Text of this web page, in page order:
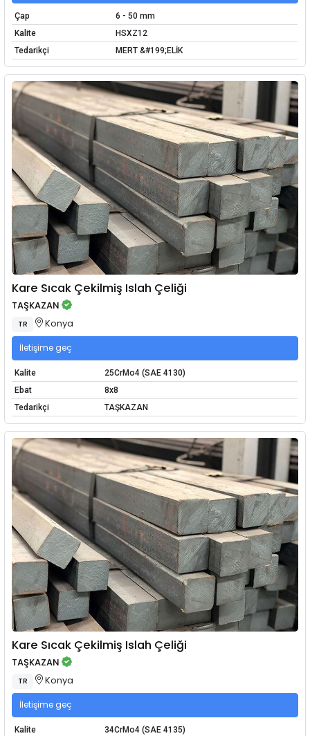
Çap
6 - 50 mm
Kalite
HSXZ12
Tedarikçi
MERT &#199;ELİK
Kare Sıcak Çekilmiş Islah Çeliği
TAŞKAZAN
TR Konya
İletişime geç
Kalite
25CrMo4 (SAE 4130)
Ebat
8x8
Tedarikçi
TAŞKAZAN
Kare Sıcak Çekilmiş Islah Çeliği
TAŞKAZAN
TR Konya
İletişime geç
Kalite
34CrMo4 (SAE 4135)